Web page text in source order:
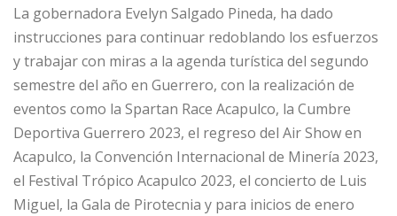
La gobernadora Evelyn Salgado Pineda, ha dado
instrucciones para continuar redoblando los esfuerzos
y trabajar con miras a la agenda turística del segundo
semestre del año en Guerrero, con la realización de
eventos como la Spartan Race Acapulco, la Cumbre
Deportiva Guerrero 2023, el regreso del Air Show en
Acapulco, la Convención Internacional de Minería 2023,
el Festival Trópico Acapulco 2023, el concierto de Luis
Miguel, la Gala de Pirotecnia y para inicios de enero